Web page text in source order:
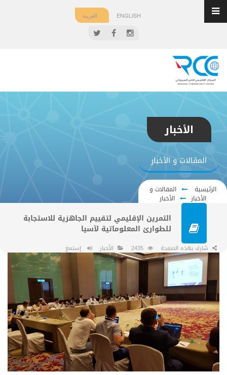
ENGLISH العربية
الأخبار
المقالات و الأخبار
الرئيسية
المقالات و
الأخبار
الأخبار
التمرين الإقليمي لتقييم الجاهزية للاستجابة
للطوارئ المعلوماتية لآسيا
شارك بهذه الصفحة 2435 الأخبار إستمع